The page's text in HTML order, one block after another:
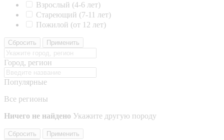
Взрослый (4-6 лет)
Стареющий (7-11 лет)
Пожилой (от 12 лет)
Сбросить Применить
Город, регион
Популярные
Все регионы
Ничего не найдено Укажите другую породу
Сбросить
Применить